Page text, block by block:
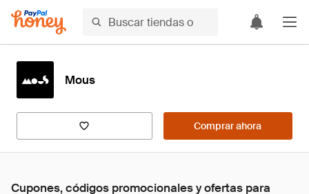
Mous
Comprar ahora
Cupones, códigos promocionales y ofertas para